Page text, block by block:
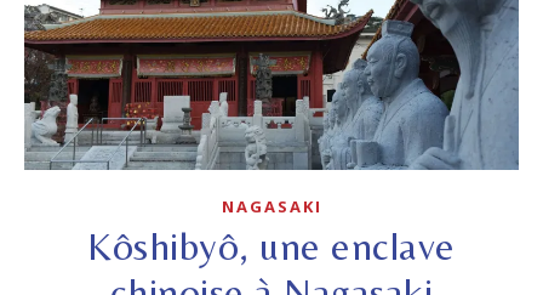
NAGASAKI
Kôshibyô, une enclave